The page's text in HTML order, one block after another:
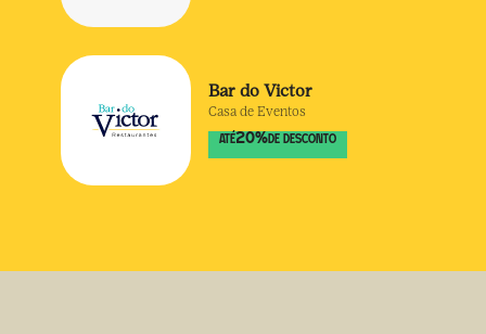
Bar do Victor
Casa de Eventos
ATÉ20% DE DESCONTO